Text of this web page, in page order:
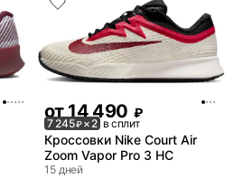
от14 490 ₽
7 245₽× 2 в сплит
Кроссовки Nike Court Air
Zoom Vapor Pro 3 HC
15 дней